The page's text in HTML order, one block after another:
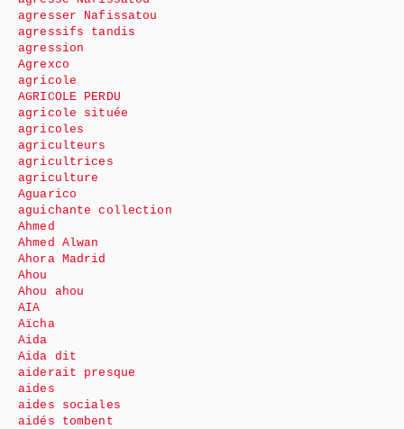
agresser Nafissatou
agressifs tandis
agression
Agrexco
agricole
AGRICOLE PERDU
agricole située
agricoles
agriculteurs
agricultrices
agriculture
Aguarico
aguichante collection
Ahmed
Ahmed Alwan
Ahora Madrid
Ahou
Ahou ahou
AIA
Aïcha
Aida
Aida dit
aiderait presque
aides
aides sociales
aidés tombent